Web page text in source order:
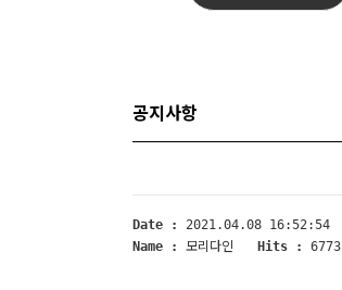
공지사항
Date :
2021.04.08 16:52:54
Name :
모리다인 Hits : 6773